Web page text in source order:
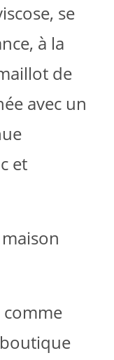
se
à la
de
avec un
et
comme